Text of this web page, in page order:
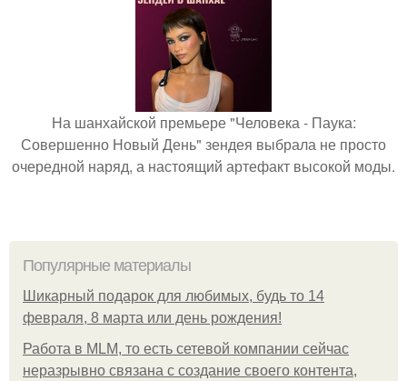
На шанхайской премьере "Человека - Паука:
Совершенно Новый День" зендея выбрала не просто
очередной наряд, а настоящий артефакт высокой моды.
Популярные материалы
Шикарный подарок для любимых, будь то 14
февраля, 8 марта или день рождения!
Работа в MLM, то есть сетевой компании сейчас
неразрывно связана с создание своего контента,